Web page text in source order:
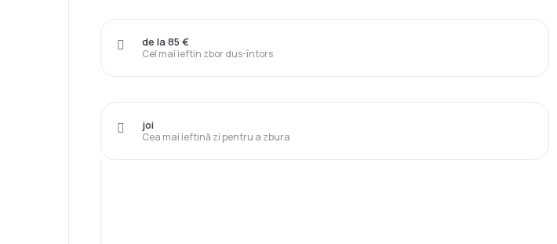
Cel mai ieftin zbor dus-întors
de la 85 €
Cea mai ieftină zi pentru a zbura
joi